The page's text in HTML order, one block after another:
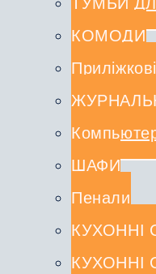
КОМОДИ
ШАФИ
Пенали
КУХОННІ
КУХОННІ